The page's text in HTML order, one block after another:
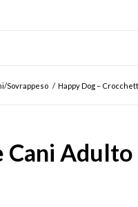
Sovrappeso / Happy Dog –
Cani Adulto